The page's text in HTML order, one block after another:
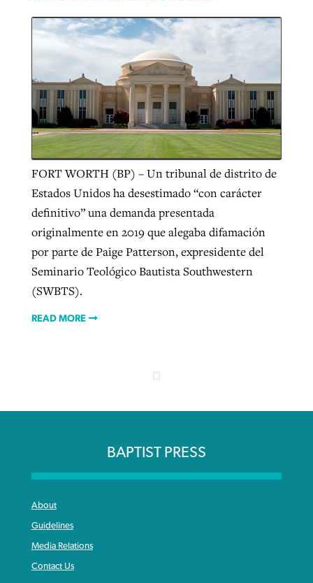
FORT WORTH (BP) – Un tribunal de distrito de
Estados Unidos ha desestimado “con carácter
definitivo” una demanda presentada
originalmente en 2019 que alegaba difamación
por parte de Paige Patterson, expresidente del
Seminario Teológico Bautista Southwestern
(SWBTS).
READ MORE
BAPTIST PRESS
About
Guidelines
Media Relations
Contact Us